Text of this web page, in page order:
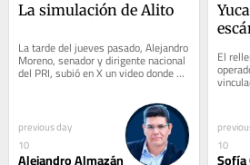
La simulación de Alito
La tarde del jueves pasado, Alejandro
Moreno, senador y dirigente nacional
del PRI, subió en X un video donde se
queja de la resolución del INE que...
previous day
10
El
10